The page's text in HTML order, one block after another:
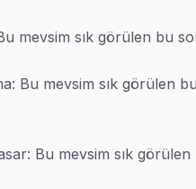
donma — panel, T-Con
Fi bağlanmıyor,
mevsim sık görülen bu
Bu mevsim sık
Bu mevsim sık